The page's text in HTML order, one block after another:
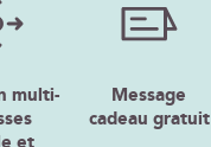
multi-
Message
cadeau gratuit